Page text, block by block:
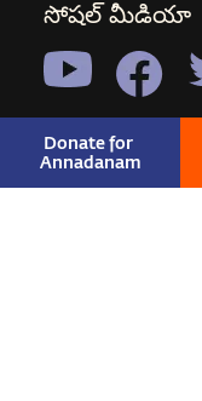
Donate for
Annadanam
సోషల్ మీడియా